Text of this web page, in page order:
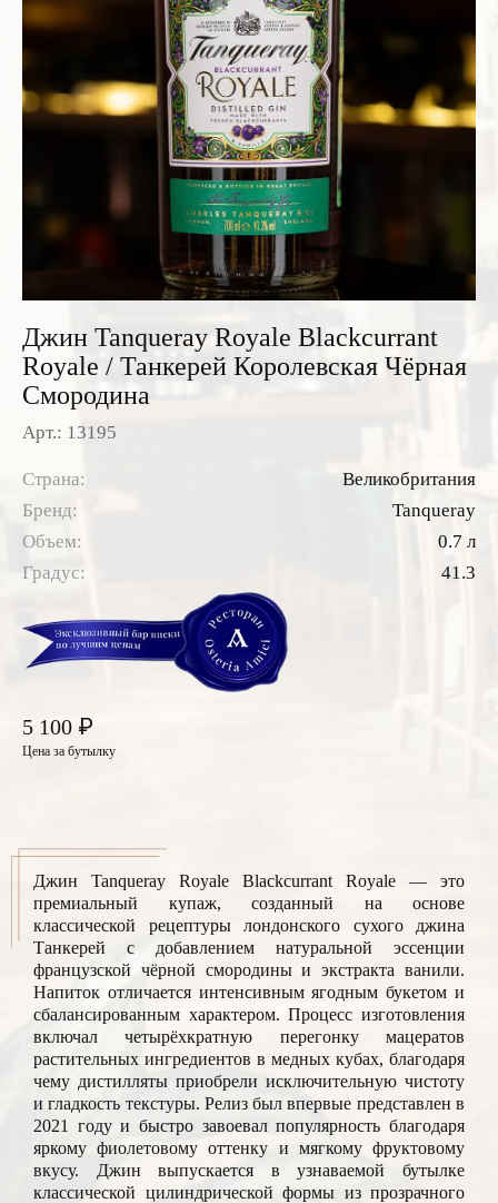
Итальянские вина
Французские вина
Испанские вина
Граппа
Водка
Пиво
Джин Tanqueray Royale Blackcurrant
Royale / Танкерей Королевская Чёрная
Смородина
Арт.: 13195
Страна:
Великобритания
Бренд:
Tanqueray
Объем:
0.7 л
Градус:
41.3
5 100 ₽
Цена за бутылку
Джин Tanqueray Royale Blackcurrant Royale — это
премиальный купаж, созданный на основе
классической рецептуры лондонского сухого джина
Танкерей с добавлением натуральной эссенции
французской чёрной смородины и экстракта ванили.
Напиток отличается интенсивным ягодным букетом и
сбалансированным характером. Процесс изготовления
включал четырёхкратную перегонку мацератов
растительных ингредиентов в медных кубах, благодаря
чему дистилляты приобрели исключительную чистоту
и гладкость текстуры. Релиз был впервые представлен в
2021 году и быстро завоевал популярность благодаря
яркому фиолетовому оттенку и мягкому фруктовому
вкусу. Джин выпускается в узнаваемой бутылке
классической цилиндрической формы из прозрачного